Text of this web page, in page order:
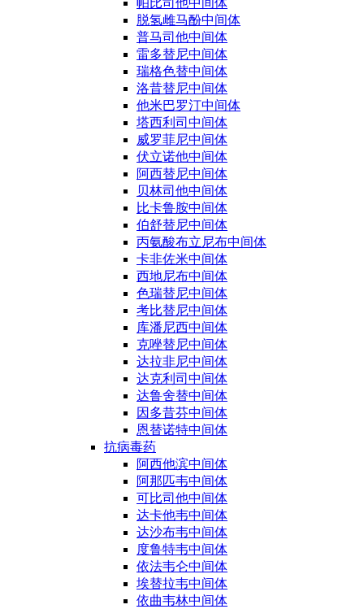
帕比司他中间体
脱氢雌马酚中间体
普马司他中间体
雷多替尼中间体
瑞格色替中间体
洛昔替尼中间体
他米巴罗汀中间体
塔西利司中间体
威罗菲尼中间体
伏立诺他中间体
阿西替尼中间体
贝林司他中间体
比卡鲁胺中间体
伯舒替尼中间体
丙氨酸布立尼布中间体
卡非佐米中间体
西地尼布中间体
色瑞替尼中间体
考比替尼中间体
库潘尼西中间体
克唑替尼中间体
达拉非尼中间体
达克利司中间体
达鲁舍替中间体
因多昔芬中间体
恩替诺特中间体
抗病毒药
阿西他滨中间体
阿那匹韦中间体
可比司他中间体
达卡他韦中间体
达沙布韦中间体
度鲁特韦中间体
依法韦仑中间体
埃替拉韦中间体
依曲韦林中间体